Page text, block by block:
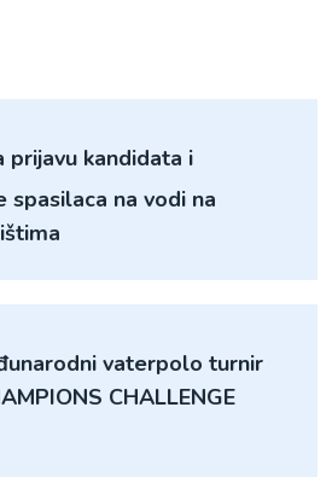
prijavu kandidata i
spasilaca na vodi na
vaterpolo turnir
CHALLENGE